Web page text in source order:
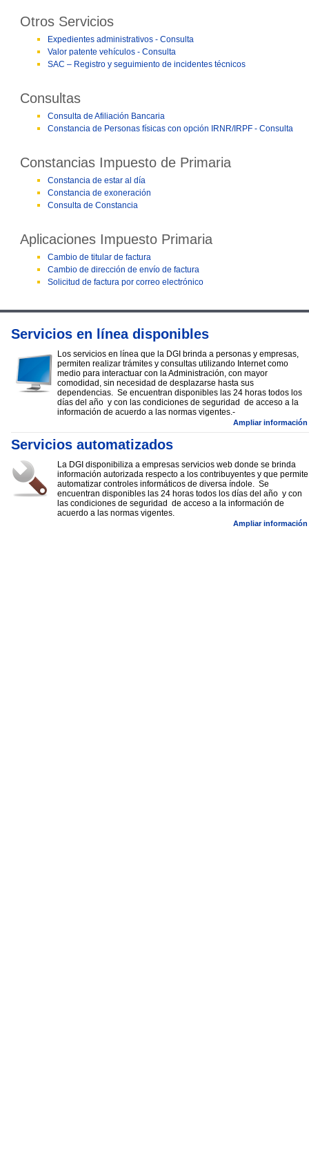
Otros Servicios
Expedientes administrativos - Consulta
Valor patente vehículos - Consulta
SAC – Registro y seguimiento de incidentes técnicos
Consultas
Consulta de Afiliación Bancaria
Constancia de Personas físicas con opción IRNR/IRPF - Consulta
Constancias Impuesto de Primaria
Constancia de estar al día
Constancia de exoneración
Consulta de Constancia
Aplicaciones Impuesto Primaria
Cambio de titular de factura
Cambio de dirección de envío de factura
Solicitud de factura por correo electrónico
Servicios en línea disponibles
Los servicios en línea que la DGI brinda a personas y empresas,
permiten realizar trámites y consultas utilizando Internet como
medio para interactuar con la Administración, con mayor
comodidad, sin necesidad de desplazarse hasta sus
dependencias. Se encuentran disponibles las 24 horas todos los
días del año y con las condiciones de seguridad de acceso a la
información de acuerdo a las normas vigentes.-
Ampliar información
Servicios automatizados
La DGI disponibiliza a empresas servicios web donde se brinda
información autorizada respecto a los contribuyentes y que permite
automatizar controles informáticos de diversa índole. Se
encuentran disponibles las 24 horas todos los días del año y con
las condiciones de seguridad de acceso a la información de
acuerdo a las normas vigentes.
Ampliar información